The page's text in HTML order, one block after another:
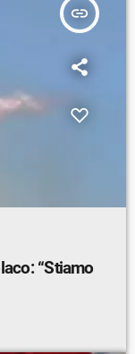
insert_link
“Stiamo